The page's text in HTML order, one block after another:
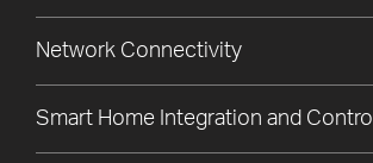
Network Connectivity
Smart Home Integration and Control